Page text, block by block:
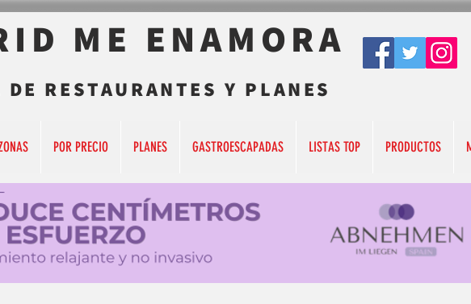
ME ENAMORA
RESTAURANTES Y PLANES
POR PRECIO PLANES GASTROESCAPADAS LISTAS TOP PRODUCTOS